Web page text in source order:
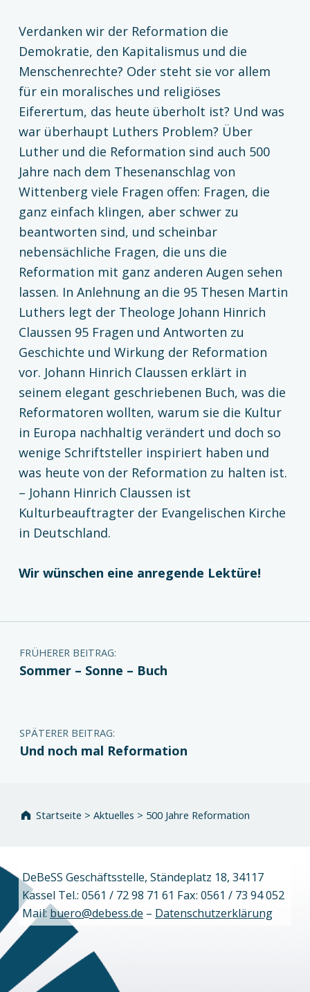
Verdanken wir der Reformation die
Demokratie, den Kapitalismus und die
Menschenrechte? Oder steht sie vor allem
für ein moralisches und religiöses
Eiferertum, das heute überholt ist? Und was
war überhaupt Luthers Problem? Über
Luther und die Reformation sind auch 500
Jahre nach dem Thesenanschlag von
Wittenberg viele Fragen offen: Fragen, die
ganz einfach klingen, aber schwer zu
beantworten sind, und scheinbar
nebensächliche Fragen, die uns die
Reformation mit ganz anderen Augen sehen
lassen. In Anlehnung an die 95 Thesen Martin
Luthers legt der Theologe Johann Hinrich
Claussen 95 Fragen und Antworten zu
Geschichte und Wirkung der Reformation
vor. Johann Hinrich Claussen erklärt in
seinem elegant geschriebenen Buch, was die
Reformatoren wollten, warum sie die Kultur
in Europa nachhaltig verändert und doch so
wenige Schriftsteller inspiriert haben und
was heute von der Reformation zu halten ist.
– Johann Hinrich Claussen ist
Kulturbeauftragter der Evangelischen Kirche
in Deutschland.
Wir wünschen eine anregende Lektüre!
Beitragsnavigation
FRÜHERER BEITRAG:
Sommer – Sonne – Buch
SPÄTERER BEITRAG:
Und noch mal Reformation
Startseite > Aktuelles > 500 Jahre Reformation
DeBeSS Geschäftsstelle, Ständeplatz 18, 34117
Kassel Tel.: 0561 / 72 98 71 61 Fax: 0561 / 73 94 052
Mail: buero@debess.de – Datenschutzerklärung